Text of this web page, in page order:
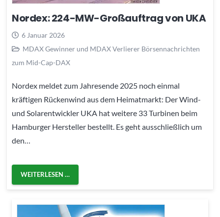
Nordex: 224-MW-Großauftrag von UKA
6 Januar 2026
MDAX Gewinner und MDAX Verlierer Börsennachrichten
zum Mid-Cap-DAX
Nordex meldet zum Jahresende 2025 noch einmal
kräftigen Rückenwind aus dem Heimatmarkt: Der Wind-
und Solarentwickler UKA hat weitere 33 Turbinen beim
Hamburger Hersteller bestellt. Es geht ausschließlich um
den…
WEITERLESEN …